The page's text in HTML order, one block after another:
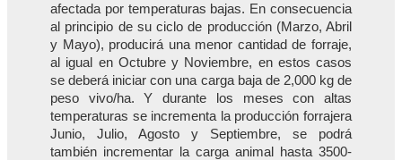
afectada por temperaturas bajas. En consecuencia
al principio de su ciclo de producción (Marzo, Abril
y Mayo), producirá una menor cantidad de forraje,
al igual en Octubre y Noviembre, en estos casos
se deberá iniciar con una carga baja de 2,000 kg de
peso vivo/ha. Y durante los meses con altas
temperaturas se incrementa la producción forrajera
Junio, Julio, Agosto y Septiembre, se podrá
también incrementar la carga animal hasta 3500-